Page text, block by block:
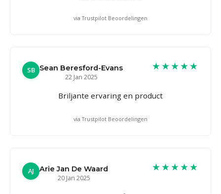
via Trustpilot Beoordelingen
SB Sean Beresford-Evans
22 Jan 2025
★★★★★
Briljante ervaring en product
via Trustpilot Beoordelingen
AJ
Arie Jan De Waard
20 Jan 2025
★★★★★